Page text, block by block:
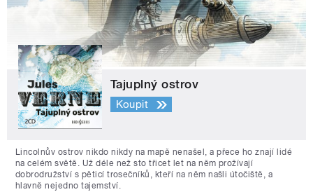
Tajuplný ostrov
Koupit
Lincolnův ostrov nikdo nikdy na mapě nenašel, a přece ho znají lidé
na celém světě. Už déle než sto třicet let na něm prožívají
dobrodružství s pěticí trosečníků, kteří na něm našli útočiště, a
hlavně nejedno tajemství.